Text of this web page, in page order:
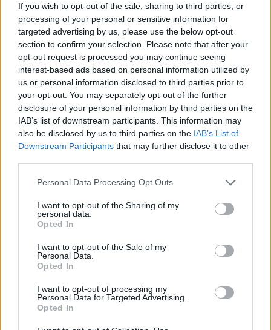
If you wish to opt-out of the sale, sharing to third parties, or
processing of your personal or sensitive information for
targeted advertising by us, please use the below opt-out
section to confirm your selection. Please note that after your
opt-out request is processed you may continue seeing
interest-based ads based on personal information utilized by
us or personal information disclosed to third parties prior to
your opt-out. You may separately opt-out of the further
disclosure of your personal information by third parties on the
IAB’s list of downstream participants. This information may
also be disclosed by us to third parties on the IAB’s List of
Downstream Participants that may further disclose it to other
Personal Data Processing Opt Outs
I want to opt-out of the Sharing of my
personal data.
Opted In
I want to opt-out of the Sale of my
Personal Data.
Opted In
I want to opt-out of processing my
Personal Data for Targeted Advertising.
Opted In
Dibujos de elefantes: ¡imprime y colorea!
LEER
Dibujos de fútbol para colorear